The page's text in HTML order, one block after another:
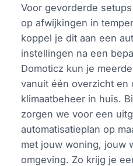
Voor gevorderde
op afwijkingen in
koppel je dit aan een
instellingen na een
Domoticz kun je
vanuit één overzicht en
klimaatbeheer in huis.
zorgen we voor een
automatisatieplan op
met jouw woning, jouw
omgeving. Zo krijg je